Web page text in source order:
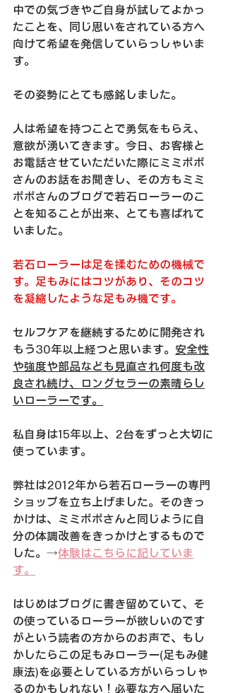
中での気づきやご自身が試してよかっ
たことを、同じ思いをされている方へ
向けて希望を発信していらっしゃいま
す。
その姿勢にとても感銘しました。
人は希望を持つことで勇気をもらえ、
意欲が湧いてきます。今日、お客様と
お電話させていただいた際にミミポポ
さんのお話をお聞きし、その方もミミ
ポポさんのブログで若石ローラーのこ
とを知ることが出来、とても喜ばれて
いました。
若石ローラーは足を揉むための機械で
す。足もみにはコツがあり、そのコツ
を凝縮したような足もみ機です。
セルフケアを継続するために開発され
もう30年以上経つと思います。 安全性
や強度や部品なども見直され何度も改
良され続け、ロングセラーの素晴らし
いローラーです。
私自身は15年以上、2台をずっと大切に
使っています。
弊社は2012年から若石ローラーの専門
ショップを立ち上げました。そのきっ
かけは、ミミポポさんと同じように自
分の体調改善をきっかけとするもので
した。→体験はこちらに記していま
す。
はじめはブログに書き留めていて、そ
の使っているローラーが欲しいのです
がという読者の方からのお声で、もし
かしたらこの足もみローラー(足もみ健
康法)を必要としている方がいらっしゃ
るのかもしれない！必要な方へ届いた